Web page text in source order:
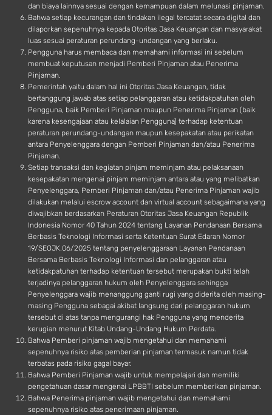
dan biaya lainnya sesuai dengan kemampuan dalam melunasi pinjaman.
Bahwa setiap kecurangan dan tindakan ilegal tercatat secara digital dan
dilaporkan sepenuhnya kepada Otoritas Jasa Keuangan dan masyarakat
luas sesuai peraturan perundang-undangan yang berlaku.
Pengguna harus membaca dan memahami informasi ini sebelum
membuat keputusan menjadi Pemberi Pinjaman atau Penerima
Pinjaman.
Pemerintah yaitu dalam hal ini Otoritas Jasa Keuangan, tidak
bertanggung jawab atas setiap pelanggaran atau ketidakpatuhan oleh
Pengguna, baik Pemberi Pinjaman maupun Penerima Pinjaman (baik
karena kesengajaan atau kelalaian Pengguna) terhadap ketentuan
peraturan perundang-undangan maupun kesepakatan atau perikatan
antara Penyelenggara dengan Pemberi Pinjaman dan/atau Penerima
Pinjaman.
Setiap transaksi dan kegiatan pinjam meminjam atau pelaksanaan
kesepakatan mengenai pinjam meminjam antara atau yang melibatkan
Penyelenggara, Pemberi Pinjaman dan/atau Penerima Pinjaman wajib
dilakukan melalui escrow account dan virtual account sebagaimana yang
diwajibkan berdasarkan Peraturan Otoritas Jasa Keuangan Republik
Indonesia Nomor 40 Tahun 2024 tentang Layanan Pendanaan Bersama
Berbasis Teknologi Informasi serta Ketentuan Surat Edaran Nomor
19/SEOJK.06/2025 tentang penyelenggaraan Layanan Pendanaan
Bersama Berbasis Teknologi Informasi dan pelanggaran atau
ketidakpatuhan terhadap ketentuan tersebut merupakan bukti telah
terjadinya pelanggaran hukum oleh Penyelenggara sehingga
Penyelenggara wajib menanggung ganti rugi yang diderita oleh masing-
masing Pengguna sebagai akibat langsung dari pelanggaran hukum
tersebut di atas tanpa mengurangi hak Pengguna yang menderita
kerugian menurut Kitab Undang-Undang Hukum Perdata.
Bahwa Pemberi pinjaman wajib mengetahui dan memahami
sepenuhnya risiko atas pemberian pinjaman termasuk namun tidak
terbatas pada risiko gagal bayar.
Bahwa Pemberi Pinjaman wajib untuk mempelajari dan memiliki
pengetahuan dasar mengenai LPBBTI sebelum memberikan pinjaman.
Bahwa Penerima pinjaman wajib mengetahui dan memahami
sepenuhnya risiko atas penerimaan pinjaman.